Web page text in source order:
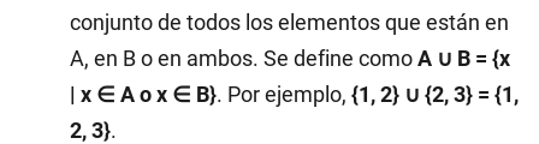
conjunto de todos los elementos que están en
A, en B o en ambos. Se define comoA ∪ B = {x
| x ∈ A o x ∈ B}. Por ejemplo, {1, 2} ∪ {2, 3} = {1,
2, 3}.